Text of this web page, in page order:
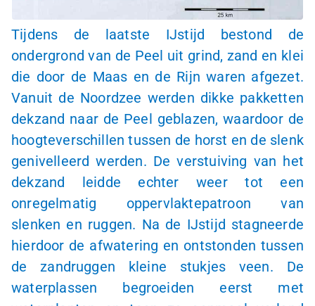
Tijdens de laatste IJstijd bestond de
ondergrond van de Peel uit grind, zand en klei
die door de Maas en de Rijn waren afgezet.
Vanuit de Noordzee werden dikke pakketten
dekzand naar de Peel geblazen, waardoor de
hoogteverschillen tussen de horst en de slenk
genivelleerd werden. De verstuiving van het
dekzand leidde echter weer tot een
onregelmatig oppervlaktepatroon van
slenken en ruggen. Na de IJstijd stagneerde
hierdoor de afwatering en ontstonden tussen
de zandruggen kleine stukjes veen. De
waterplassen begroeiden eerst met